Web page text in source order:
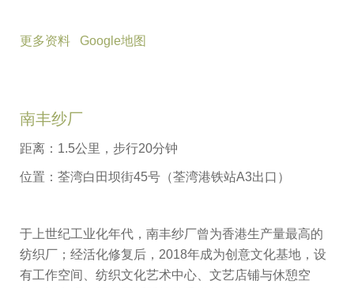
更多资料 Google地图
南丰纱厂
距离：1.5公里，步行20分钟
位置：荃湾白田坝街45号（荃湾港铁站A3出口）
于上世纪工业化年代，南丰纱厂曾为香港生产量最高的
纺织厂；经活化修复后，2018年成为创意文化基地，设
有工作空间、纺织文化艺术中心、文艺店铺与休憩空